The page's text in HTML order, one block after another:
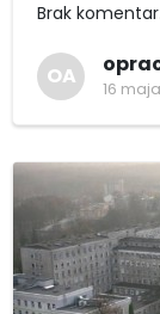
Brak
OA
16